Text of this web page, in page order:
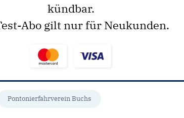
kündbar.
Abo gilt nur für Neukunden.
Pontonierfahrverein Buchs